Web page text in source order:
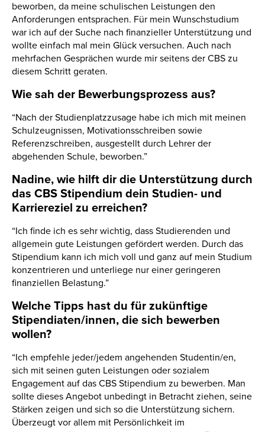
beworben, da meine schulischen Leistungen den
Anforderungen entsprachen. Für mein Wunschstudium
war ich auf der Suche nach finanzieller Unterstützung und
wollte einfach mal mein Glück versuchen. Auch nach
mehrfachen Gesprächen wurde mir seitens der CBS zu
diesem Schritt geraten.
Wie sah der Bewerbungsprozess aus?
“Nach der Studienplatzzusage habe ich mich mit meinen
Schulzeugnissen, Motivationsschreiben sowie
Referenzschreiben, ausgestellt durch Lehrer der
abgehenden Schule, beworben.”
Nadine, wie hilft dir die Unterstützung durch
das CBS Stipendium dein Studien- und
Karriereziel zu erreichen?
“Ich finde ich es sehr wichtig, dass Studierenden und
allgemein gute Leistungen gefördert werden. Durch das
Stipendium kann ich mich voll und ganz auf mein Studium
konzentrieren und unterliege nur einer geringeren
finanziellen Belastung.”
Welche Tipps hast du für zukünftige
Stipendiaten/innen, die sich bewerben
wollen?
“Ich empfehle jeder/jedem angehenden Studentin/en,
sich mit seinen guten Leistungen oder sozialem
Engagement auf das CBS Stipendium zu bewerben. Man
sollte dieses Angebot unbedingt in Betracht ziehen, seine
Stärken zeigen und sich so die Unterstützung sichern.
Überzeugt vor allem mit Persönlichkeit im